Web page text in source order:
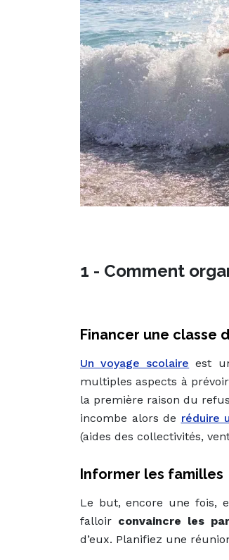
1 - Comment
Financer une classe
Un voyage scolaire est
multiples aspects à
la première raison du
incombe alors de réduire
(aides des collectivités,
Informer les familles
Le but, encore une fois,
falloir convaincre les
d’eux. Planifiez une